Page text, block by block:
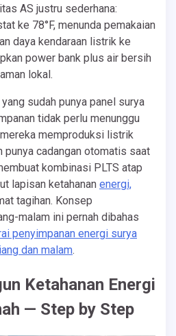
AS justru sederhana:
ke 78°F, menunda pemakaian
daya kendaraan listrik ke
power bank plus air bersih
lokal.
sudah punya panel surya
tidak perlu menunggu
memproduksi listrik
punya cadangan otomatis saat
kombinasi PLTS atap
lapisan ketahanan energi,
tagihan. Konsep
malam ini pernah dibahas
penyimpanan energi surya
dan malam.
Ketahanan Energi
— Step by Step